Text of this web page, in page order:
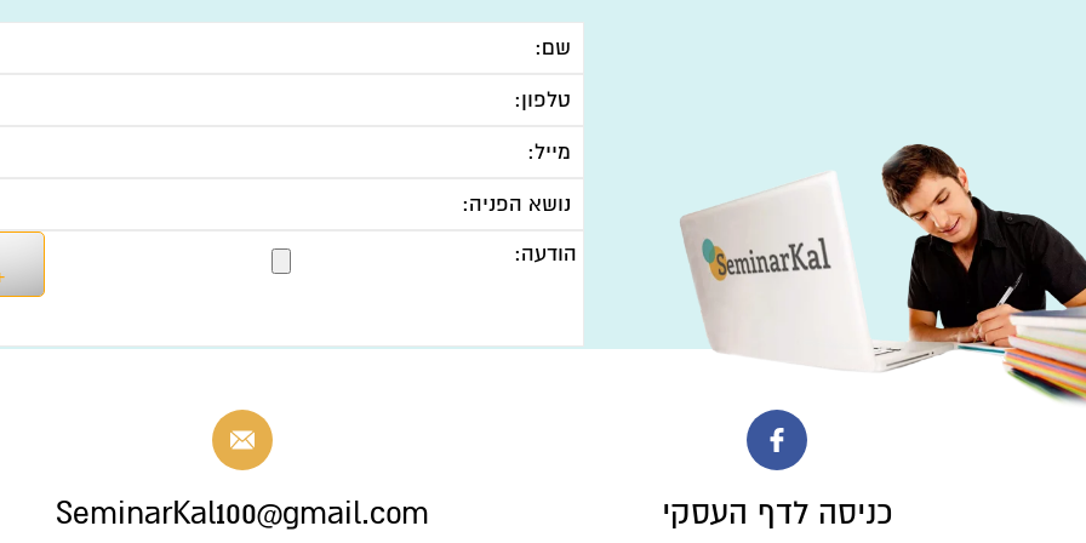
גודל קובץ מקסימלי: 2MB
SeminarKal100@gmail.com כניסה לדף העסקי